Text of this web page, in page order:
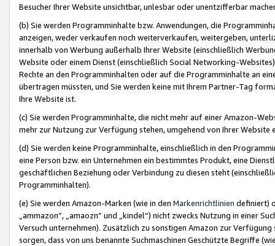
Besucher Ihrer Website unsichtbar, unlesbar oder unentzifferbar
(b) Sie werden Programminhalte bzw. Anwendungen, die
anzeigen, weder verkaufen noch weiterverkaufen, weitergeben,
innerhalb von Werbung außerhalb Ihrer Website (einschließlich
Website oder einem Dienst (einschließlich Social Networking-
Rechte an den Programminhalten oder auf die Programminhalte an
übertragen müssten, und Sie werden keine mit Ihrem Partner-Tag
Ihre Website ist.
(c) Sie werden Programminhalte, die nicht mehr auf einer Amazon-
mehr zur Nutzung zur Verfügung stehen, umgehend von Ihrer
(d) Sie werden keine Programminhalte, einschließlich in den
eine Person bzw. ein Unternehmen ein bestimmtes Produkt, eine
geschäftlichen Beziehung oder Verbindung zu diesen steht
Programminhalten).
(e) Sie werden Amazon-Marken (wie in den Markenrichtlinien definiert)
„ammazon“, „amaozn“ und „kindel“) nicht zwecks Nutzung in einer
Versuch unternehmen). Zusätzlich zu sonstigen Amazon zur
sorgen, dass von uns benannte Suchmaschinen Geschützte Begriffe